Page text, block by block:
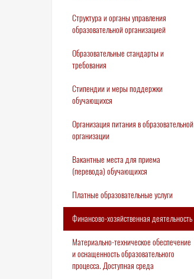
Структура и органы управления
образовательной организацией
Образовательные стандарты и
требования
Стипендии и меры поддержки
обучающихся
Организация питания в образовательной
организации
Вакантные места для приема
(перевода) обучающихся
Платные образовательные услуги
Финансово-хозяйственная деятельность
Материально-техническое обеспечение
и оснащенность образовательного
процесса. Доступная среда